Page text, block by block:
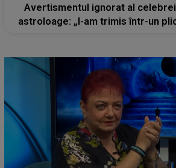
Avertismentul ignorat al celebrei
astroloage: „I-am trimis într-un